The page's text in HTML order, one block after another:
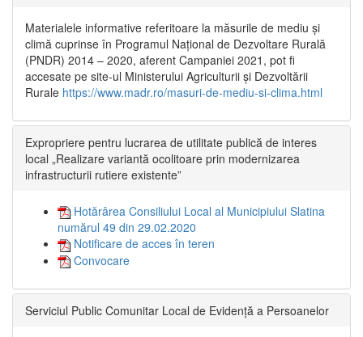
Materialele informative referitoare la măsurile de mediu și
climă cuprinse în Programul Național de Dezvoltare Rurală
(PNDR) 2014 – 2020, aferent Campaniei 2021, pot fi
accesate pe site-ul Ministerului Agriculturii și Dezvoltării
Rurale https://www.madr.ro/masuri-de-mediu-si-clima.html
Expropriere pentru lucrarea de utilitate publică de interes
local „Realizare variantă ocolitoare prin modernizarea
infrastructurii rutiere existente”
Hotărârea Consiliului Local al Municipiului Slatina
numărul 49 din 29.02.2020
Notificare de acces în teren
Convocare
Serviciul Public Comunitar Local de Evidență a Persoanelor